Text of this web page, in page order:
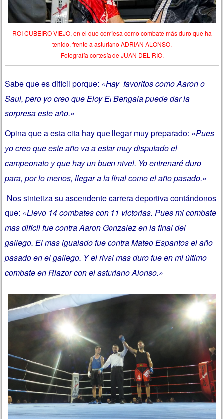
ROI CUBEIRO VIEJO, en el que confiesa como combate más duro que ha
tenido, frente a asturiano ADRIAN ALONSO.
Fotografía cortesía de JUAN DEL RIO.
Sabe que es difícil porque: «Hay favoritos como Aaron o
Saul, pero yo creo que Eloy El Bengala puede dar la
sorpresa este año.»
Opina que a esta cita hay que llegar muy preparado: «Pues
yo creo que este año va a estar muy disputado el
campeonato y que hay un buen nivel. Yo entrenaré duro
para, por lo menos, llegar a la final como el año pasado.»
Nos sintetiza su ascendente carrera deportiva contándonos
que: «Llevo 14 combates con 11 victorias. Pues mi combate
mas difícil fue contra Aaron Gonzalez en la final del
gallego. El mas igualado fue contra Mateo Espantos el año
pasado en el gallego. Y el rival mas duro fue en mi último
combate en Riazor con el asturiano Alonso.»